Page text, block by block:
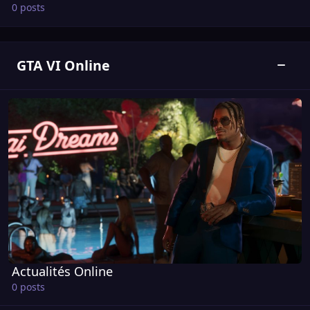
0 posts
GTA VI Online
Actualités Online
Actualités Online
0 posts